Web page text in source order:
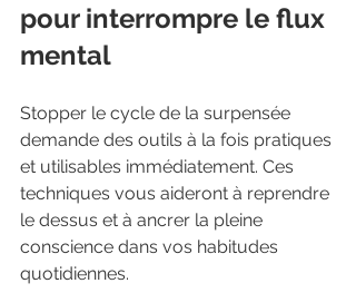
pour interrompre le flux
mental
Stopper le cycle de la surpensée
demande des outils à la fois pratiques
et utilisables immédiatement. Ces
techniques vous aideront à reprendre
le dessus et à ancrer la pleine
conscience dans vos habitudes
quotidiennes.